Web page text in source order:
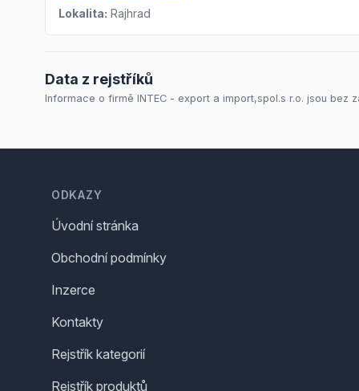
Lokalita: Rajhrad
Data z rejstříků
Informace o firmě INTEC - export a import,spol.s r.o. jsou bez
ODKAZY
Úvodní stránka
Obchodní podmínky
Inzerce
Kontakty
Rejstřík kategorií
Rejstřík produktů